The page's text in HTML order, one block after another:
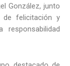
González, junto
de felicitación y